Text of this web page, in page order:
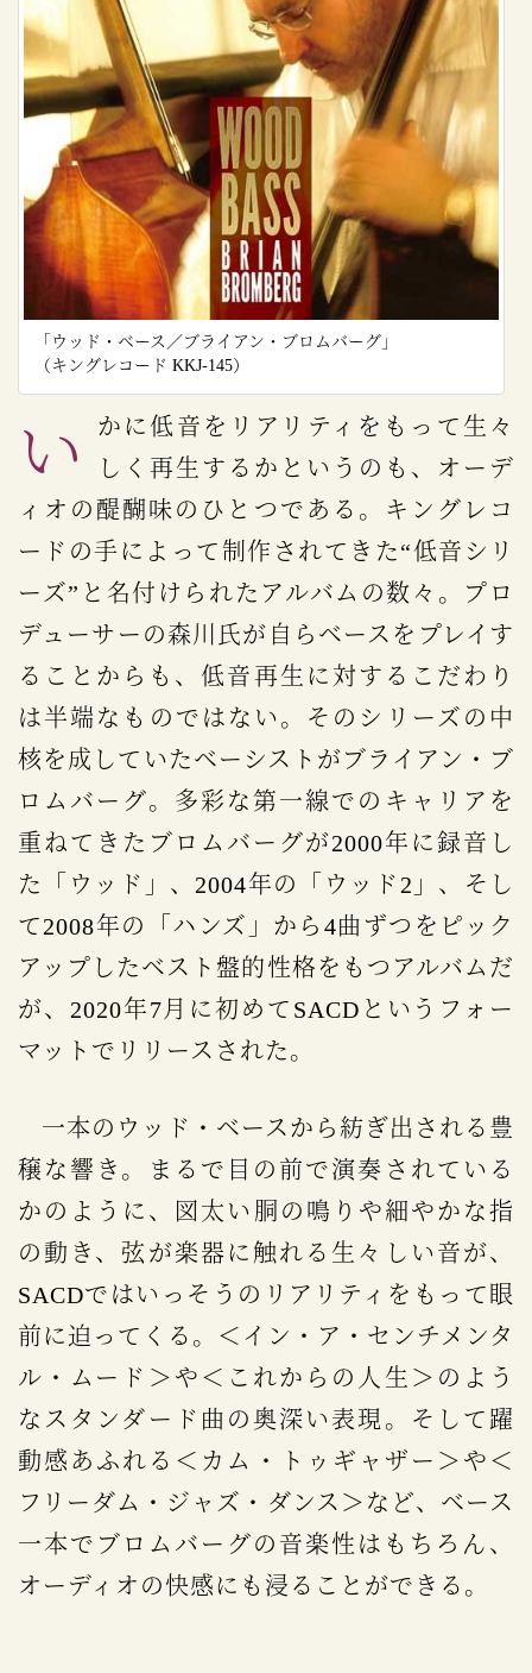
「ウッド・ベース／ブライアン・ブロムバーグ」
（キングレコード KKJ-145）
いかに低音をリアリティをもって生々
しく再生するかというのも、オーデ
ィオの醍醐味のひとつである。キングレコ
ードの手によって制作されてきた“低音シリ
ーズ”と名付けられたアルバムの数々。プロ
デューサーの森川氏が自らベースをプレイす
ることからも、低音再生に対するこだわり
は半端なものではない。そのシリーズの中
核を成していたベーシストがブライアン・ブ
ロムバーグ。多彩な第一線でのキャリアを
重ねてきたブロムバーグが2000年に録音し
た「ウッド」、2004年の「ウッド2」、そし
て2008年の「ハンズ」から4曲ずつをピック
アップしたベスト盤的性格をもつアルバムだ
が、2020年7月に初めてSACDというフォー
マットでリリースされた。
一本のウッド・ベースから紡ぎ出される豊
穣な響き。まるで目の前で演奏されている
かのように、図太い胴の鳴りや細やかな指
の動き、弦が楽器に触れる生々しい音が、
SACDではいっそうのリアリティをもって眼
前に迫ってくる。＜イン・ア・センチメンタ
ル・ムード＞や＜これからの人生＞のよう
なスタンダード曲の奥深い表現。そして躍
動感あふれる＜カム・トゥギャザー＞や＜
フリーダム・ジャズ・ダンス＞など、ベース
一本でブロムバーグの音楽性はもちろん、
オーディオの快感にも浸ることができる。